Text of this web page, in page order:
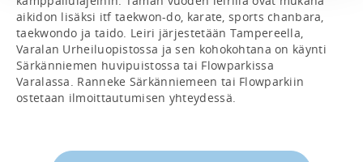
aikidon lisäksi itf taekwon-do, karate, sports chanbara,
taekwondo ja taido. Leiri järjestetään Tampereella,
Varalan Urheiluopistossa ja sen kohokohtana on käynti
Särkänniemen huvipuistossa tai Flowparkissa
Varalassa. Ranneke Särkänniemeen tai Flowparkiin
ostetaan ilmoittautumisen yhteydessä.